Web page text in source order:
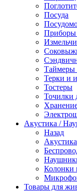
Посуда
Приборы
Таймеры
Терки и
Тостеры
Точилки
Акустика /
Назад
Колонки
Товары для